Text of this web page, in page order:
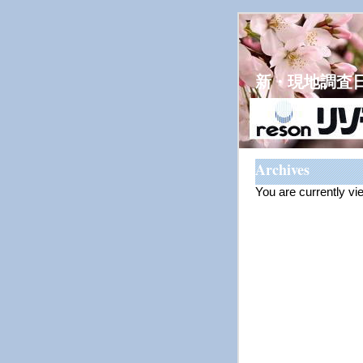
新・現地調査
Archives
You are currently